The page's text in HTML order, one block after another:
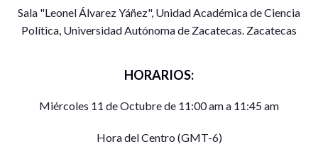
Sala "Leonel Álvarez Yáñez", Unidad Académica de Ciencia
Política, Universidad Autónoma de Zacatecas. Zacatecas
HORARIOS:
Miércoles 11 de Octubre de 11:00 am a 11:45 am
Hora del Centro (GMT-6)